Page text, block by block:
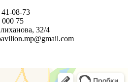
08-73
000 75
32/4